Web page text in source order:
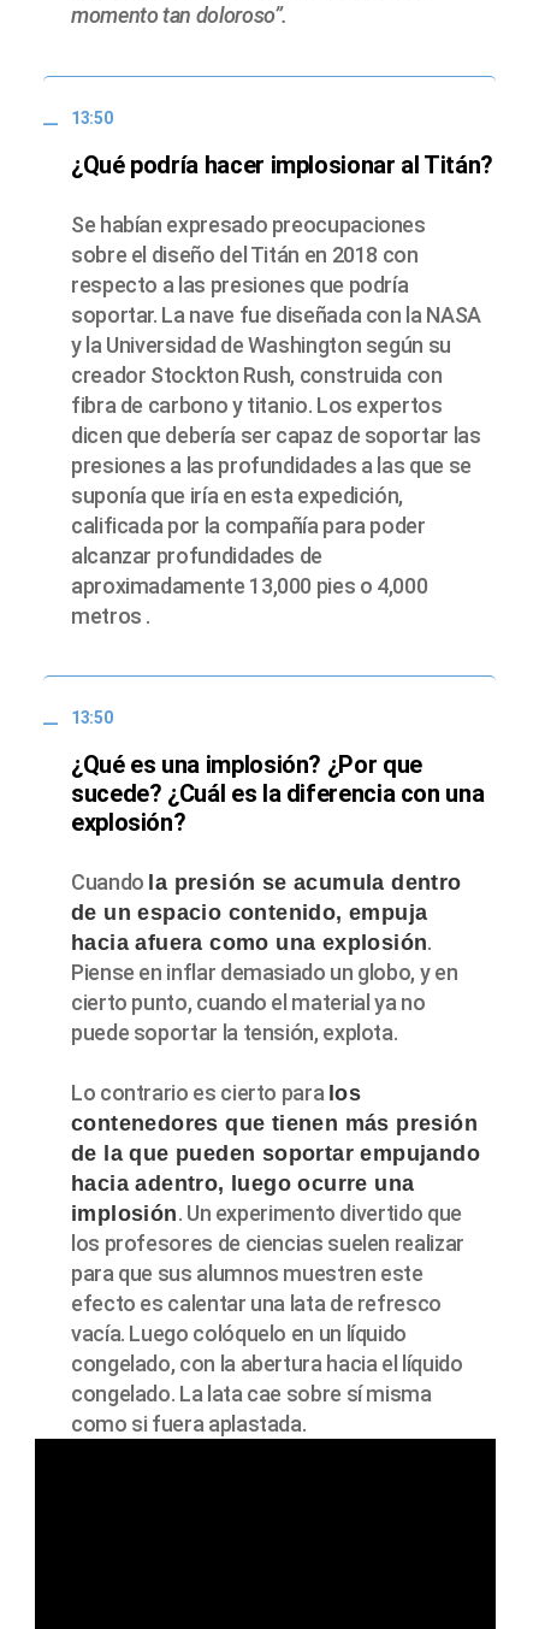
momento tan doloroso”.
13:50
¿Qué podría hacer implosionar al Titán?
Se habían expresado preocupaciones
sobre el diseño del Titán en 2018 con
respecto a las presiones que podría
soportar. La nave fue diseñada con la NASA
y la Universidad de Washington según su
creador Stockton Rush, construida con
fibra de carbono y titanio. Los expertos
dicen que debería ser capaz de soportar las
presiones a las profundidades a las que se
suponía que iría en esta expedición,
calificada por la compañía para poder
alcanzar profundidades de
aproximadamente 13,000 pies o 4,000
metros .
13:50
¿Qué es una implosión? ¿Por que
sucede? ¿Cuál es la diferencia con una
explosión?
Cuando la presión se acumula dentro
de un espacio contenido, empuja
hacia afuera como una explosión.
Piense en inflar demasiado un globo, y en
cierto punto, cuando el material ya no
puede soportar la tensión, explota.
Lo contrario es cierto para los
contenedores que tienen más presión
de la que pueden soportar empujando
hacia adentro, luego ocurre una
implosión. Un experimento divertido que
los profesores de ciencias suelen realizar
para que sus alumnos muestren este
efecto es calentar una lata de refresco
vacía. Luego colóquelo en un líquido
congelado, con la abertura hacia el líquido
congelado. La lata cae sobre sí misma
como si fuera aplastada.